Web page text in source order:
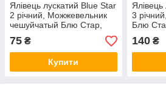
Ялівець лускатий Blue Star
2 річний, Можжевельник
чешуйчатый Блю Стар,
Juniperus squamata Blue
Star
75 ₴
Купити
3
Блю
140₴